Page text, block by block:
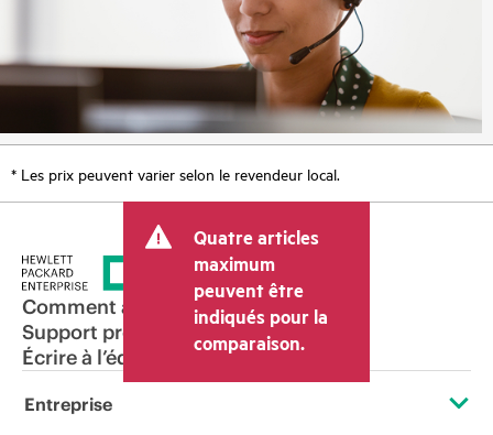
* Les prix peuvent varier selon le revendeur local.
Quatre articles
maximum
peuvent être
indiqués pour la
comparaison.
Comment acheter
Support produit
Écrire à l’équipe commerciale
Entreprise